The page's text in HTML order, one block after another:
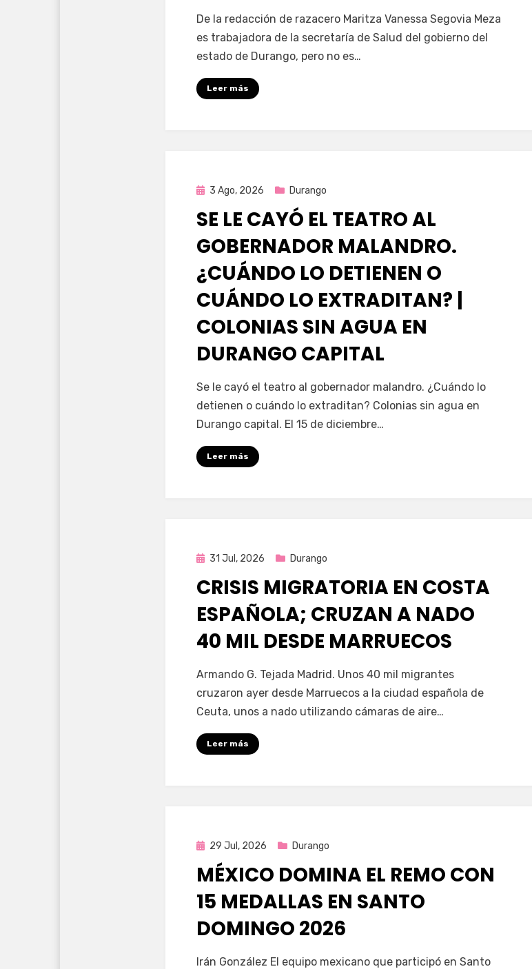
porFernando Miranda Servín
De la redacción de razacero Maritza Vanessa Segovia Meza
es trabajadora de la secretaría de Salud del gobierno del
estado de Durango, pero no es…
Leer más
Publicada
3 Ago, 2026 Durango
SE LE CAYÓ EL TEATRO AL
GOBERNADOR MALANDRO.
¿CUÁNDO LO DETIENEN O
CUÁNDO LO EXTRADITAN? |
COLONIAS SIN AGUA EN
DURANGO CAPITAL
porFernando Miranda Servín
Se le cayó el teatro al gobernador malandro. ¿Cuándo lo
detienen o cuándo lo extraditan? Colonias sin agua en
Durango capital. El 15 de diciembre…
Leer más
Publicada
31 Jul, 2026 Durango
CRISIS MIGRATORIA EN COSTA
ESPAÑOLA; CRUZAN A NADO
40 MIL DESDE MARRUECOS
porFernando Miranda Servín
Armando G. Tejada Madrid. Unos 40 mil migrantes
cruzaron ayer desde Marruecos a la ciudad española de
Ceuta, unos a nado utilizando cámaras de aire…
Leer más
Publicada
29 Jul, 2026 Durango
MÉXICO DOMINA EL REMO CON
15 MEDALLAS EN SANTO
DOMINGO 2026
porFernando Miranda Servín
Irán González El equipo mexicano que participó en Santo